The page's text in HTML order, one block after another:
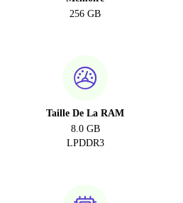
256 GB
Taille De La RAM
8.0 GB
LPDDR3